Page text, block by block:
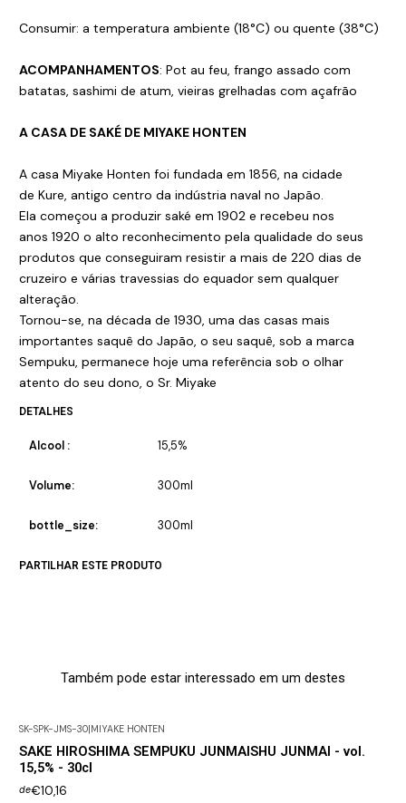
Consumir: a temperatura ambiente (18°C) ou quente (38°C)
ACOMPANHAMENTOS: Pot au feu, frango assado com
batatas, sashimi de atum, vieiras grelhadas com açafrão
A CASA DE SAKÉ DE MIYAKE HONTEN
A casa Miyake Honten foi fundada em 1856, na cidade
de Kure, antigo centro da indústria naval no Japão.
Ela começou a produzir saké em 1902 e recebeu nos
anos 1920 o alto reconhecimento pela qualidade do seus
produtos que conseguiram resistir a mais de 220 dias de
cruzeiro e várias travessias do equador sem qualquer
alteração.
Tornou-se, na década de 1930, uma das casas mais
importantes saquê do Japão, o seu saquê, sob a marca
Sempuku, permanece hoje uma referência sob o olhar
atento do seu dono, o Sr. Miyake
DETALHES
Alcool : 15,5%
Volume: 300ml
bottle_size: 300ml
PARTILHAR ESTE PRODUTO
Também pode estar interessado em um destes
SK-SPK-JMS-30|MIYAKE HONTEN
SAKE HIROSHIMA SEMPUKU JUNMAISHU JUNMAI - vol.
15,5% - 30cl
de€10,16